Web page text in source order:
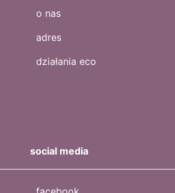
o nas
adres
działania eco
social media